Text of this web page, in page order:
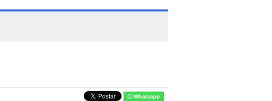
Whatsapp